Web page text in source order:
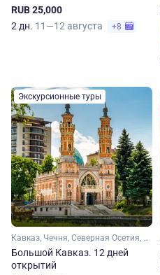
RUB 25,000
2 дн. 11—12 августа +8
Экскурсионные туры
Кавказ, Чечня, Северная Осетия, Кабардино-Балкария, Ингушетия, Дагестан
Большой Кавказ. 12 дней
открытий